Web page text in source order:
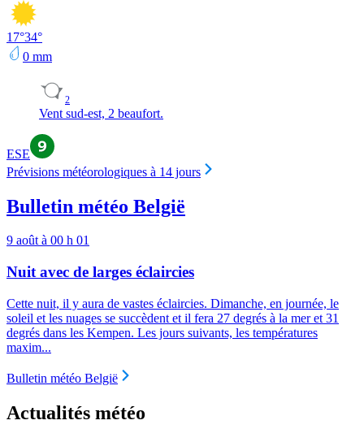
17°34°
0 mm
2
Vent sud-est, 2 beaufort.
ESE
Prévisions météorologiques à 14 jours
Bulletin météo België
9 août à 00 h 01
Nuit avec de larges éclaircies
Cette nuit, il y aura de vastes éclaircies. Dimanche, en journée, le
soleil et les nuages se succèdent et il fera 27 degrés à la mer et 31
degrés dans les Kempen. Les jours suivants, les températures
maxim...
Bulletin météo België
Actualités météo